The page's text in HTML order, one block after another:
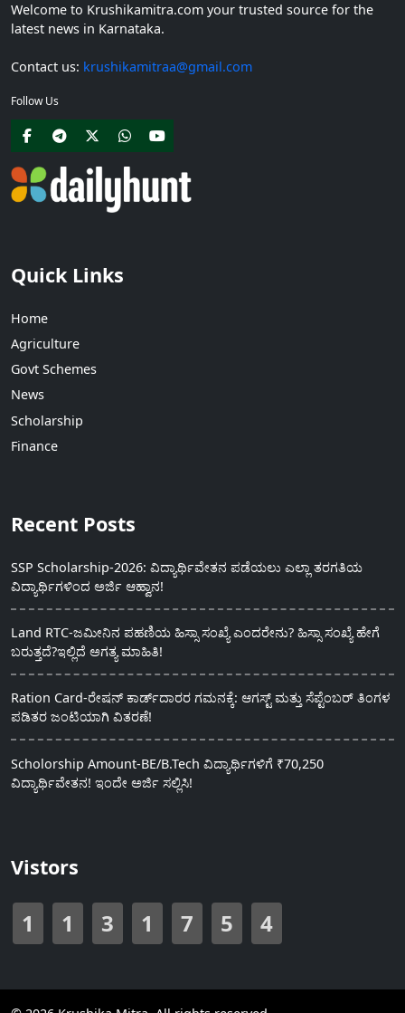
Welcome to Krushikamitra.com your trusted source for the
latest news in Karnataka.
Contact us: krushikamitraa@gmail.com
Follow Us
Quick Links
Home
Agriculture
Govt Schemes
News
Scholarship
Finance
Recent Posts
SSP Scholarship-2026: ವಿದ್ಯಾರ್ಥಿವೇತನ ಪಡೆಯಲು ಎಲ್ಲಾ ತರಗತಿಯ
ವಿದ್ಯಾರ್ಥಿಗಳಿಂದ ಅರ್ಜಿ ಆಹ್ವಾನ!
Land RTC-ಜಮೀನಿನ ಪಹಣಿಯ ಹಿಸ್ಸಾ ಸಂಖ್ಯೆ ಎಂದರೇನು? ಹಿಸ್ಸಾ ಸಂಖ್ಯೆ ಹೇಗೆ
ಬರುತ್ತದೆ?ಇಲ್ಲಿದೆ ಅಗತ್ಯ ಮಾಹಿತಿ!
Ration Card-ರೇಷನ್ ಕಾರ್ಡ್‍ದಾರರ ಗಮನಕ್ಕೆ: ಆಗಸ್ಟ್ ಮತ್ತು ಸೆಪ್ಟೆಂಬರ್ ತಿಂಗಳ
ಪಡಿತರ ಜಂಟಿಯಾಗಿ ವಿತರಣೆ!
Scholorship Amount-BE/B.Tech ವಿದ್ಯಾರ್ಥಿಗಳಿಗೆ ₹70,250
ವಿದ್ಯಾರ್ಥಿವೇತನ! ಇಂದೇ ಅರ್ಜಿ ಸಲ್ಲಿಸಿ!
Vistors
1 1 3 1 7 5 4